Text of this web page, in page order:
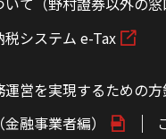
システム e-Tax
営を実現するための
融事業者編）